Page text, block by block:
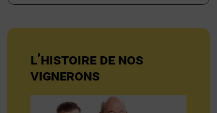
L’HISTOIRE DE NOS
VIGNERONS